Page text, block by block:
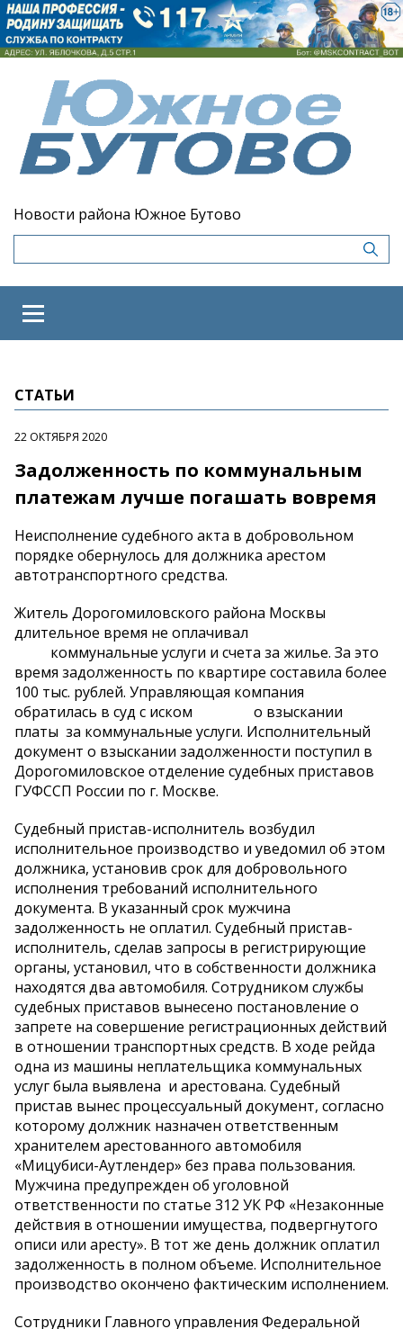
Новости района Южное Бутово
СТАТЬИ
22 ОКТЯБРЯ 2020
Задолженность по коммунальным
платежам лучше погашать вовремя
Неисполнение судебного акта в добровольном
порядке обернулось для должника арестом
автотранспортного средства.
Житель Дорогомиловского района Москвы
длительное время не оплачивал
коммунальные услуги и счета за жилье. За это
время задолженность по квартире составила более
100 тыс. рублей. Управляющая компания
обратилась в суд с иском о взыскании
платы за коммунальные услуги. Исполнительный
документ о взыскании задолженности поступил в
Дорогомиловское отделение судебных приставов
ГУФССП России по г. Москве.
Судебный пристав-исполнитель возбудил
исполнительное производство и уведомил об этом
должника, установив срок для добровольного
исполнения требований исполнительного
документа. В указанный срок мужчина
задолженность не оплатил. Судебный пристав-
исполнитель, сделав запросы в регистрирующие
органы, установил, что в собственности должника
находятся два автомобиля. Сотрудником службы
судебных приставов вынесено постановление о
запрете на совершение регистрационных действий
в отношении транспортных средств. В ходе рейда
одна из машины неплательщика коммунальных
услуг была выявлена и арестована. Судебный
пристав вынес процессуальный документ, согласно
которому должник назначен ответственным
хранителем арестованного автомобиля
«Мицубиси-Аутлендер» без права пользования.
Мужчина предупрежден об уголовной
ответственности по статье 312 УК РФ «Незаконные
действия в отношении имущества, подвергнутого
описи или аресту». В тот же день должник оплатил
задолженность в полном объеме. Исполнительное
производство окончено фактическим исполнением.
Сотрудники Главного управления Федеральной